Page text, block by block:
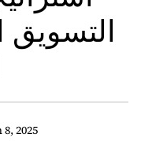
التسويق
2025